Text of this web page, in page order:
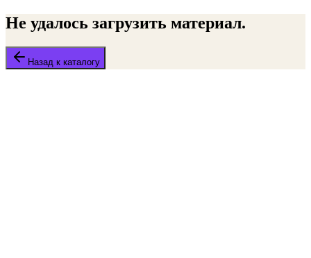
Не удалось загрузить материал.
Назад к каталогу